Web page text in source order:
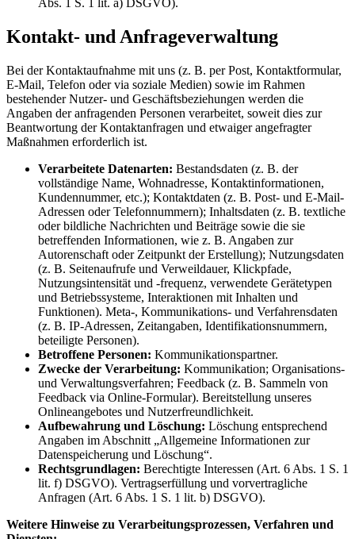
Abs. 1 S. 1 lit. a) DSGVO).
Kontakt- und Anfrageverwaltung
Bei der Kontaktaufnahme mit uns (z. B. per Post, Kontaktformular,
E-Mail, Telefon oder via soziale Medien) sowie im Rahmen
bestehender Nutzer- und Geschäftsbeziehungen werden die
Angaben der anfragenden Personen verarbeitet, soweit dies zur
Beantwortung der Kontaktanfragen und etwaiger angefragter
Maßnahmen erforderlich ist.
Verarbeitete Datenarten: Bestandsdaten (z. B. der
vollständige Name, Wohnadresse, Kontaktinformationen,
Kundennummer, etc.); Kontaktdaten (z. B. Post- und E-Mail-
Adressen oder Telefonnummern); Inhaltsdaten (z. B. textliche
oder bildliche Nachrichten und Beiträge sowie die sie
betreffenden Informationen, wie z. B. Angaben zur
Autorenschaft oder Zeitpunkt der Erstellung); Nutzungsdaten
(z. B. Seitenaufrufe und Verweildauer, Klickpfade,
Nutzungsintensität und -frequenz, verwendete Gerätetypen
und Betriebssysteme, Interaktionen mit Inhalten und
Funktionen). Meta-, Kommunikations- und Verfahrensdaten
(z. B. IP-Adressen, Zeitangaben, Identifikationsnummern,
beteiligte Personen).
Betroffene Personen: Kommunikationspartner.
Zwecke der Verarbeitung: Kommunikation; Organisations-
und Verwaltungsverfahren; Feedback (z. B. Sammeln von
Feedback via Online-Formular). Bereitstellung unseres
Onlineangebotes und Nutzerfreundlichkeit.
Aufbewahrung und Löschung: Löschung entsprechend
Angaben im Abschnitt „Allgemeine Informationen zur
Datenspeicherung und Löschung“.
Rechtsgrundlagen: Berechtigte Interessen (Art. 6 Abs. 1 S. 1
lit. f) DSGVO). Vertragserfüllung und vorvertragliche
Anfragen (Art. 6 Abs. 1 S. 1 lit. b) DSGVO).
Weitere Hinweise zu Verarbeitungsprozessen, Verfahren und